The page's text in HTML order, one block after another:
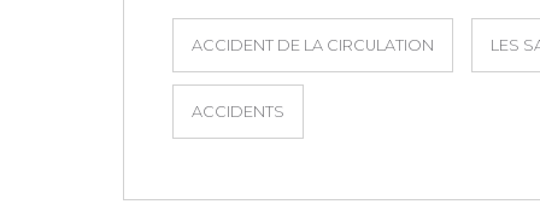
ACCIDENT DE LA CIRCULATION LES
ACCIDENTS